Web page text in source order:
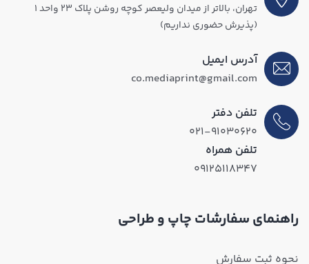
تهران، بالاتر از میدان ولیعصر کوچه روشن پلاک ۲۳ واحد ۱
(پذیرش حضوری نداریم)
آدرس ایمیل
co.mediaprint@gmail.com
تلفن دفتر
۰۲۱-۹۱۰۳۰۶۲۰
تلفن همراه
۰۹۱۲۵۱۱۸۳۴۷
راهنمای سفارشات چاپ و طراحی
نحوه ثبت سفارش